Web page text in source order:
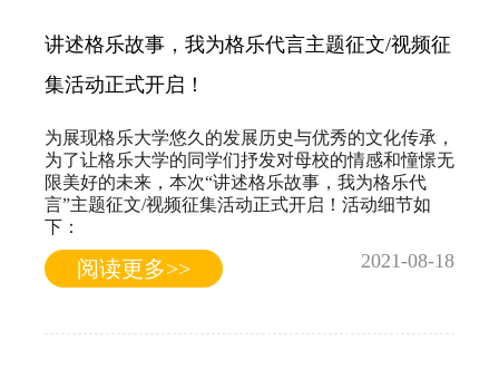
讲述格乐故事，我为格乐代言主题征文/视频征
集活动正式开启！
为展现格乐大学悠久的发展历史与优秀的文化传承，
为了让格乐大学的同学们抒发对母校的情感和憧憬无
限美好的未来，本次“讲述格乐故事，我为格乐代
言”主题征文/视频征集活动正式开启！活动细节如
下：
阅读更多>> 2021-08-18